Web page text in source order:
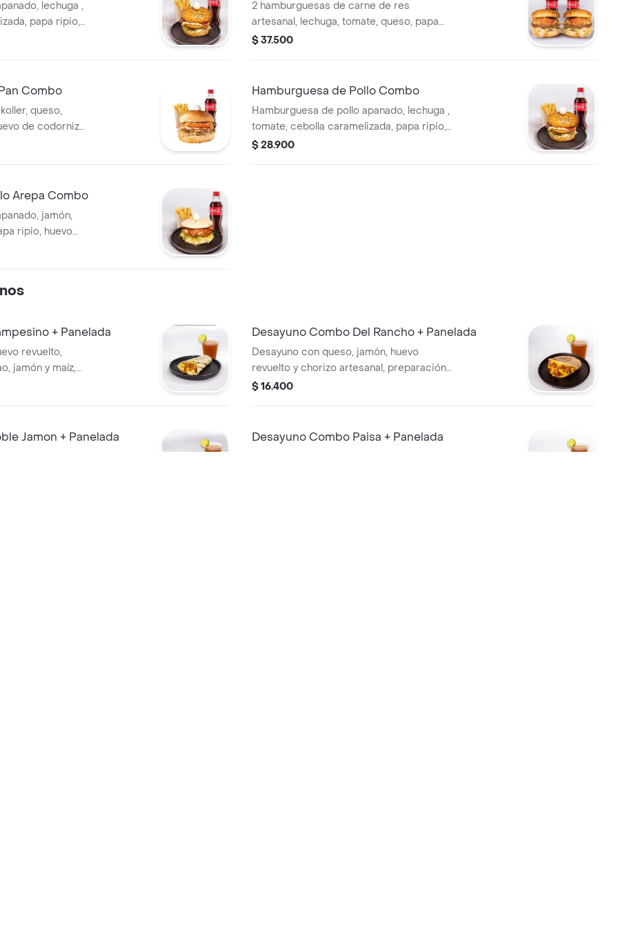
lechuga ,
papa ripio,
+ papa ala
2 hamburguesas de carne de res
artesanal, lechuga, tomate, queso, papa
ripio y cebolla caramelizada + 2 gaseosas
$ 37.500
Combo
queso,
de codorniz,
en pan +
Hamburguesa de Pollo Combo
Hamburguesa de pollo apanado, lechuga ,
tomate, cebolla caramelizada, papa ripio,
queso y huevo de codorniz + papa a la
$ 28.900
Arepa Combo
jamón,
ripio, huevo
en arepa +
+ Panelada
revuelto,
jamón y maíz,
Desayuno Combo Del Rancho + Panelada
Desayuno con queso, jamón, huevo
revuelto y chorizo artesanal, preparación
a elegir + panelada
$ 16.400
Jamon + Panelada Desayuno Combo Paisa + Panelada